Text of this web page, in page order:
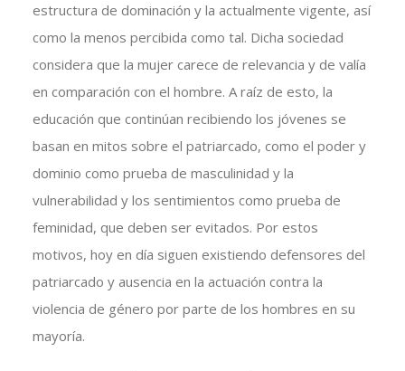
estructura de dominación y la actualmente vigente, así
como la menos percibida como tal. Dicha sociedad
considera que la mujer carece de relevancia y de valía
en comparación con el hombre. A raíz de esto, la
educación que continúan recibiendo los jóvenes se
basan en mitos sobre el patriarcado, como el poder y
dominio como prueba de masculinidad y la
vulnerabilidad y los sentimientos como prueba de
feminidad, que deben ser evitados. Por estos
motivos, hoy en día siguen existiendo defensores del
patriarcado y ausencia en la actuación contra la
violencia de género por parte de los hombres en su
mayoría.